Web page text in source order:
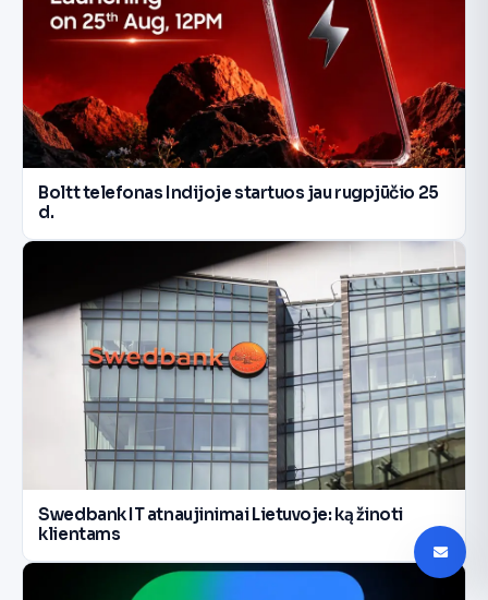
Boltt telefonas Indijoje startuos jau rugpjūčio 25
d.
Swedbank IT atnaujinimai Lietuvoje: ką žinoti
klientams